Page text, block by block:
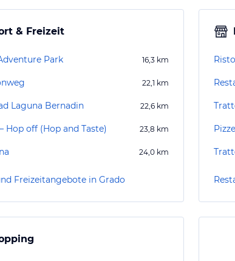
& Freizeit
Park 16,3 km
22,1 km
Laguna Bernadin 22,6 km
Hop off (Hop and Taste) 23,8 km
24,0 km
Freizeitangebote in Grado